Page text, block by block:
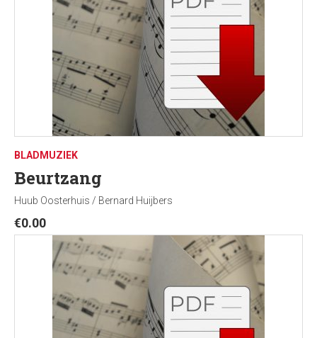
BLADMUZIEK
Beurtzang
Huub Oosterhuis / Bernard Huijbers
€0.00